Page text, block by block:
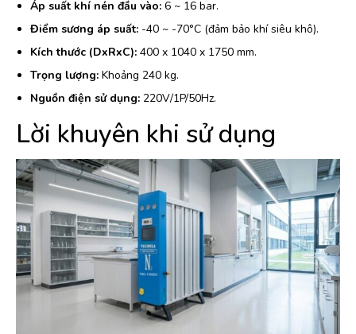
Áp suất khí nén đầu vào: 6 ~ 16 bar.
Điểm sương áp suất: -40 ~ -70°C (đảm bảo khí siêu khô).
Kích thước (DxRxC): 400 x 1040 x 1750 mm.
Trọng lượng: Khoảng 240 kg.
Nguồn điện sử dụng: 220V/1P/50Hz.
Lời khuyên khi sử dụng